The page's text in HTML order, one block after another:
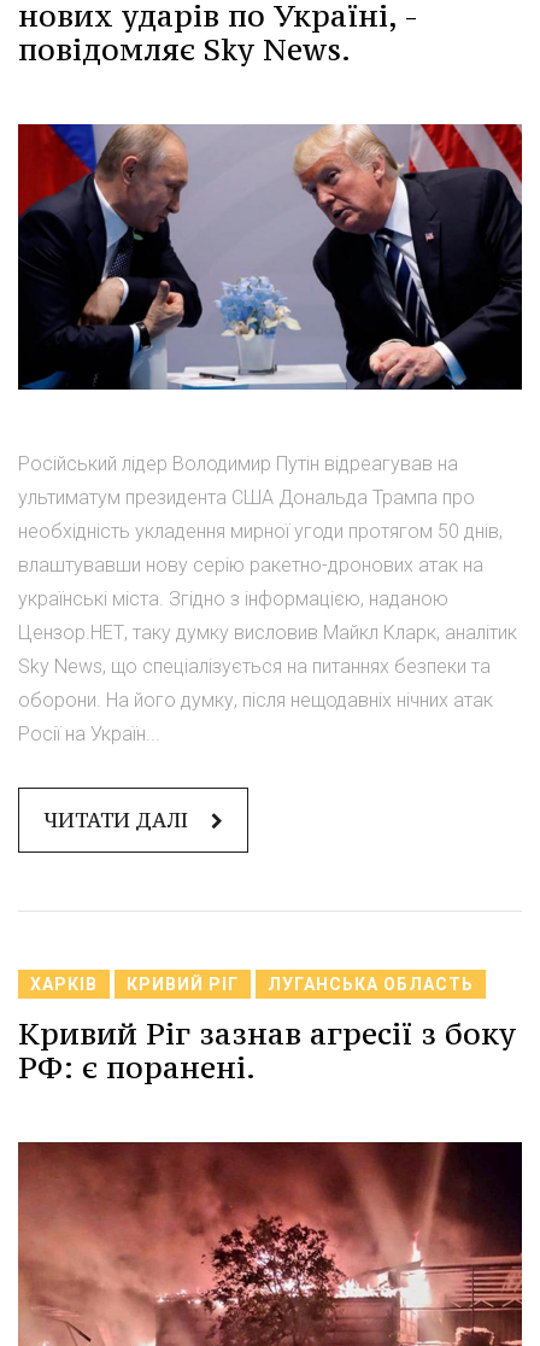
нових ударів по Україні, -
повідомляє Sky News.
Російський лідер Володимир Путін відреагував на
ультиматум президента США Дональда Трампа про
необхідність укладення мирної угоди протягом 50 днів,
влаштувавши нову серію ракетно-дронових атак на
українські міста. Згідно з інформацією, наданою
Цензор.НЕТ, таку думку висловив Майкл Кларк, аналітик
Sky News, що спеціалізується на питаннях безпеки та
оборони. На його думку, після нещодавніх нічних атак
Росії на Україн...
ЧИТАТИ ДАЛІ
ХАРКІВ КРИВИЙ РІГ ЛУГАНСЬКА ОБЛАСТЬ
Кривий Ріг зазнав агресії з боку
РФ: є поранені.